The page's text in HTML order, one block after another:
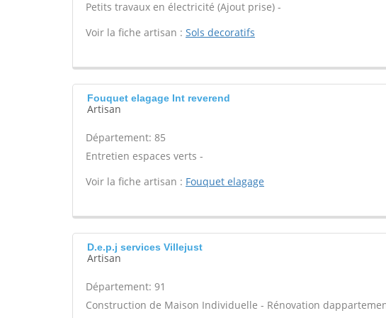
Petits travaux en électricité (Ajout prise) -
Voir la fiche artisan : Sols decoratifs
Fouquet elagage Int reverend
Artisan
Département: 85
Entretien espaces verts -
Voir la fiche artisan : Fouquet elagage
D.e.p.j services Villejust
Artisan
Département: 91
Construction de Maison Individuelle - Rénovation